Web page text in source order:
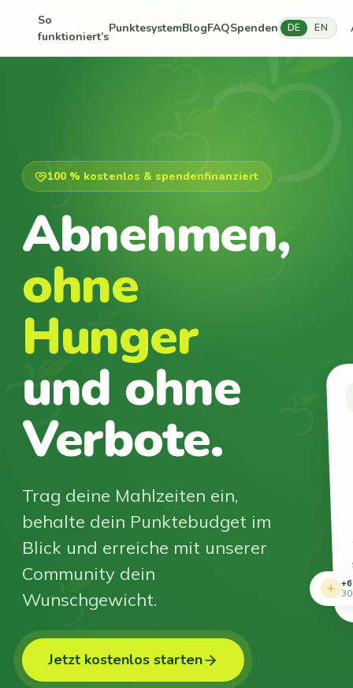
So
funktioniert’s
PunktesystemBlogFAQSpenden DE EN
100 % kostenlos & spendenfinanziert
Abnehmen,
ohne
Hunger
und ohne
Verbote.
Trag deine Mahlzeiten ein,
behalte dein Punktebudget im
Blick und erreiche mit unserer
Community dein
Wunschgewicht.
Jetzt kostenlos starten